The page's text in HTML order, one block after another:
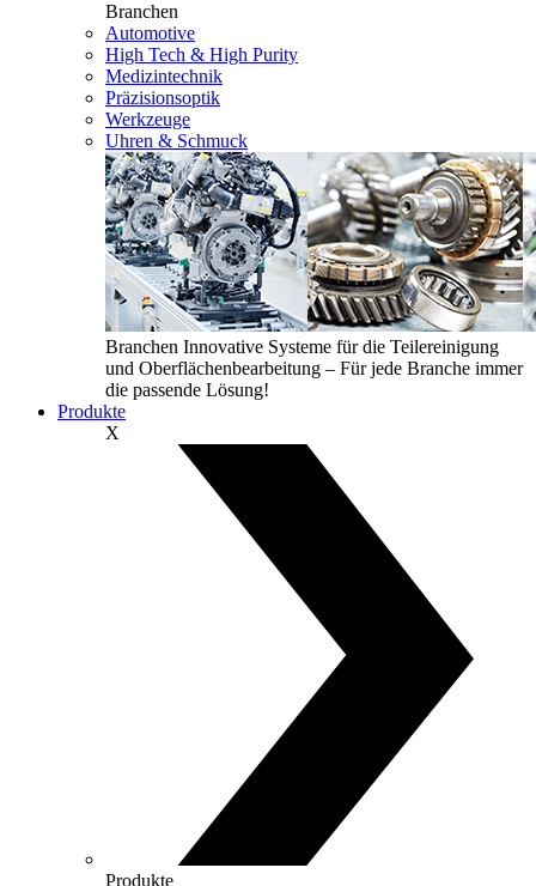
Branchen
Automotive
High Tech & High Purity
Medizintechnik
Präzisionsoptik
Werkzeuge
Uhren & Schmuck
Branchen Innovative Systeme für die Teilereinigung
und Oberflächenbearbeitung – Für jede Branche immer
die passende Lösung!
Produkte
X
Produkte